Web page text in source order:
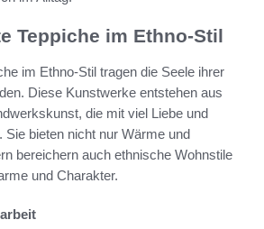
Teppiche im Ethno-Stil
im Ethno-Stil tragen die Seele ihrer
Diese Kunstwerke entstehen aus
die mit viel Liebe und
Sie bieten nicht nur Wärme und
bereichern auch ethnische Wohnstile
und Charakter.